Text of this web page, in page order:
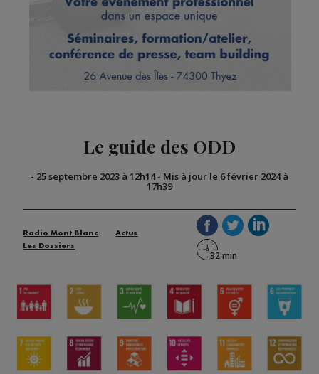
Le guide des ODD
- 25 septembre 2023 à 12h14- Mis à jour le 6 février 2024 à
17h39
Radio Mont Blanc
Actus
Les Dossiers